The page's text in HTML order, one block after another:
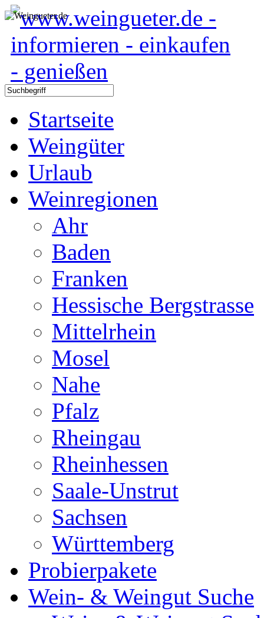
Startseite
Weingüter
Urlaub
Weinregionen
Ahr
Baden
Franken
Hessische Bergstrasse
Mittelrhein
Mosel
Nahe
Pfalz
Rheingau
Rheinhessen
Saale-Unstrut
Sachsen
Württemberg
Probierpakete
Wein- & Weingut Suche